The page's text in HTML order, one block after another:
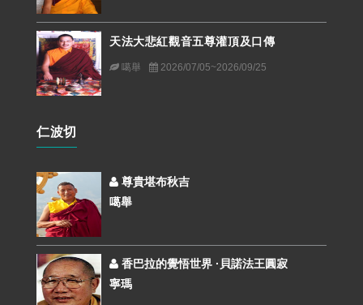
天法大悲紅觀音五尊灌頂及口傳
噶舉 2026/07/05~2026/09/25
仁波切
尊貴堪布秋吉
噶舉
香巴拉的覺悟世界 ·貝諾法王圓寂
寧瑪